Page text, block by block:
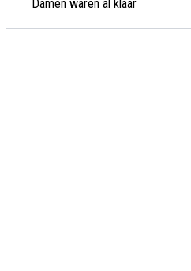
Damen waren al klaar